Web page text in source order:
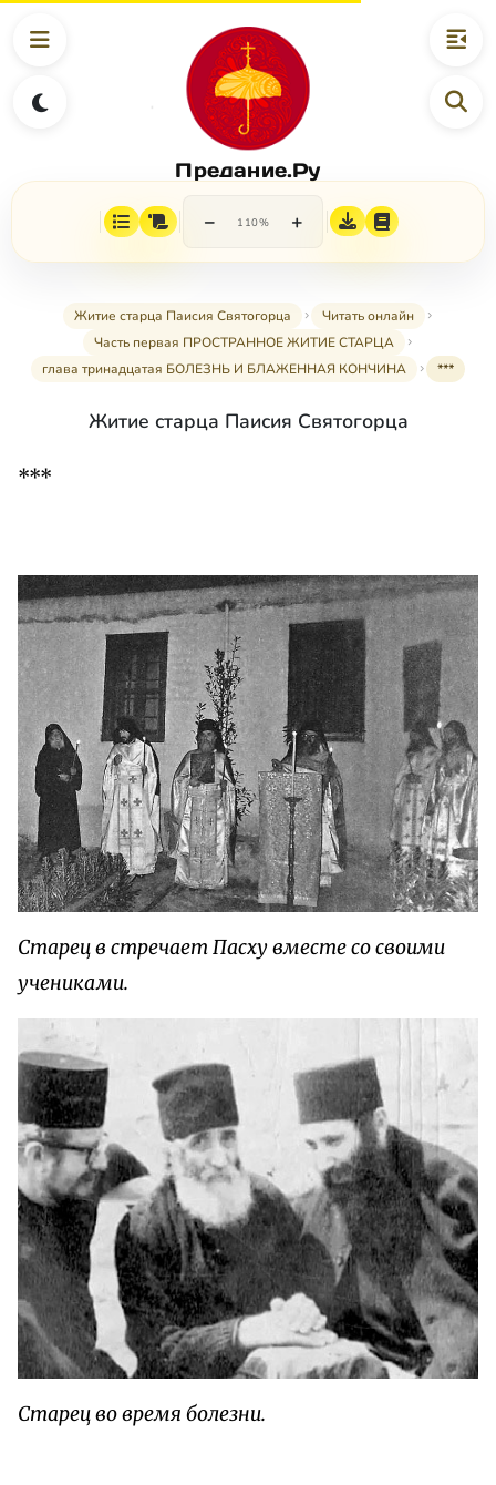
Предание.Ру
− 110% +
Житие старца Паисия Святогорца
Читать онлайн
Часть первая ПРОСТРАННОЕ ЖИТИЕ СТАРЦА
глава тринадцатая БОЛЕЗНЬ И БЛАЖЕННАЯ КОНЧИНА
***
Житие старца Паисия Святогорца
***
Старец в стречает Пасху вместе со своими
учениками.
Старец во время болезни.